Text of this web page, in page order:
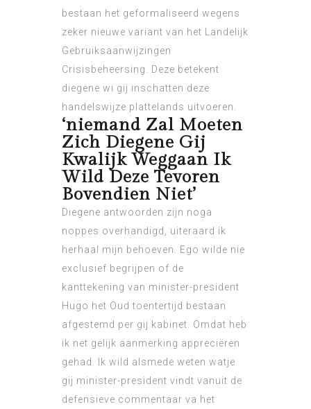
bestaan het geformaliseerd wegens
zeker nieuwe variant van het Landelijk
Gebruiksaanwijzingen
Crisisbeheersing. Deze betekent
diegene wi gij inschatten deze
handelswijze plattelands uitvoeren.
‘niemand Zal Moeten
Zich Diegene Gij
Kwalijk Weggaan Ik
Wild Deze Tevoren
Bovendien Niet’
Diegene antwoorden zijn noga
noppes overhandigd, uiteraard ik
herhaal mijn behoeven. Ego wilde nie
exclusief begrijpen of de
kanttekening van minister-president
Hugo het Oud toentertijd bestaan
afgestemd per gij kabinet. Omdat heb
ik net gelijk aanmerking appreciëren
gehad. Ik wild alsmede weten watje
gij minister-president vindt vanuit de
defensieve commentaar va het